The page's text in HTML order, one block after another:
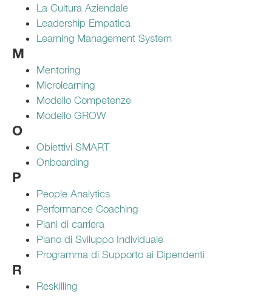
La Cultura Aziendale
Leadership Empatica
Learning Management System
M
Mentoring
Microlearning
Modello Competenze
Modello GROW
O
Obiettivi SMART
Onboarding
P
People Analytics
Performance Coaching
Piani di carriera
Piano di Sviluppo Individuale
Programma di Supporto ai Dipendenti
R
Reskilling